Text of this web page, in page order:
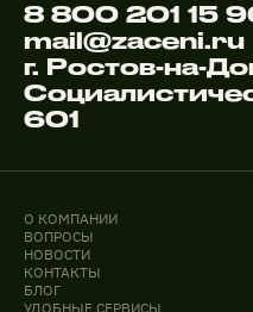
8 800 201 15
mail@zaceni.ru
г. Ростов-на-
601
О КОМПАНИИ
ВОПРОСЫ
НОВОСТИ
КОНТАКТЫ
БЛОГ
УДОБНЫЕ СЕРВИСЫ